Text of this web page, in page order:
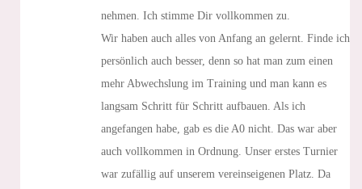
nehmen. Ich stimme Dir vollkommen zu.
Wir haben auch alles von Anfang an gelernt. Finde ich
persönlich auch besser, denn so hat man zum einen
mehr Abwechslung im Training und man kann es
langsam Schritt für Schritt aufbauen. Als ich
angefangen habe, gab es die A0 nicht. Das war aber
auch vollkommen in Ordnung. Unser erstes Turnier
war zufällig auf unserem vereinseigenen Platz. Da